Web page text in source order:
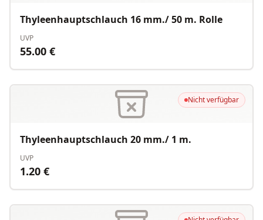
Thyleenhauptschlauch 16 mm./ 50 m. Rolle
UVP
55.00 €
Nicht verfügbar
Thyleenhauptschlauch 20 mm./ 1 m.
UVP
1.20 €